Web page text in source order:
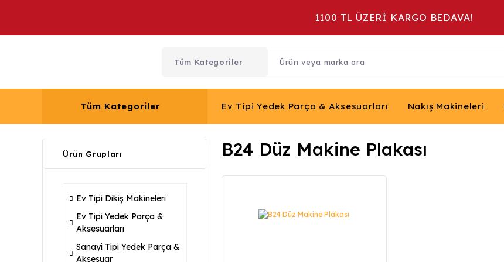
1100 TL ÜZERİ KARGO BEDAVA!
Tüm Kategoriler Ev Tipi Yedek Parça & Aksesuarları Nakış Makineleri
Ürün Grupları
Ev Tipi Dikiş Makineleri
Ev Tipi Yedek Parça &
Aksesuarları
Sanayi Tipi Yedek Parça &
Aksesuar
B24 Düz Makine Plakası